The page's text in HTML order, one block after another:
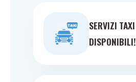
SERVIZI TAXI
DISPONIBILI!